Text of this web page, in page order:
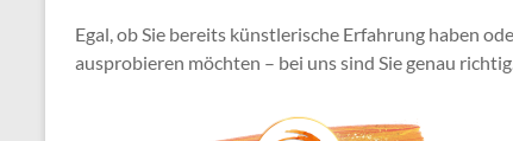
Egal, ob Sie bereits künstlerische Erfahrung haben
ausprobieren möchten – bei uns sind Sie genau